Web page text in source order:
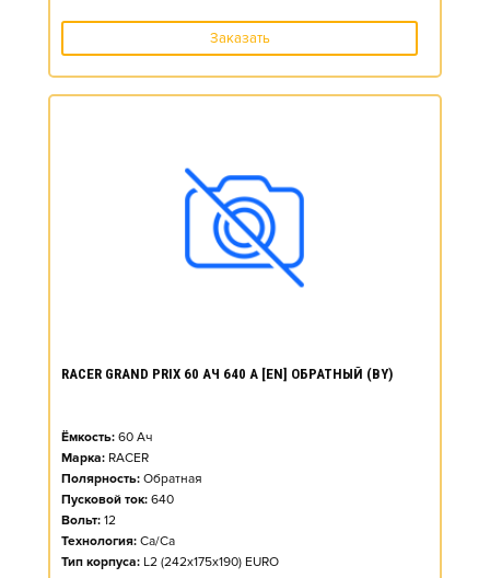
Заказать
RACER GRAND PRIX 60 АЧ 640 А [EN] ОБРАТНЫЙ (BY)
Ёмкость: 60 Ач
Марка: RACER
Полярность: Обратная
Пусковой ток: 640
Вольт: 12
Технология: Ca/Ca
Тип корпуса: L2 (242x175x190) EURO